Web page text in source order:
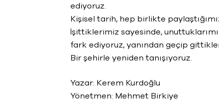
ediyoruz.
Kişisel tarih, hep birlikte
İşittiklerimiz sayesinde,
fark ediyoruz, yanından geçip
Bir şehirle yeniden tanışıyoruz.
Yazar: Kerem Kurdoğlu
Yönetmen: Mehmet Birkiye